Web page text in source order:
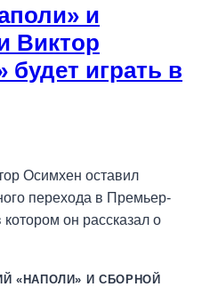
и
Виктор
будет играть в
Осимхен оставил
перехода в Премьер-
он рассказал о
«НАПОЛИ» И СБОРНОЙ